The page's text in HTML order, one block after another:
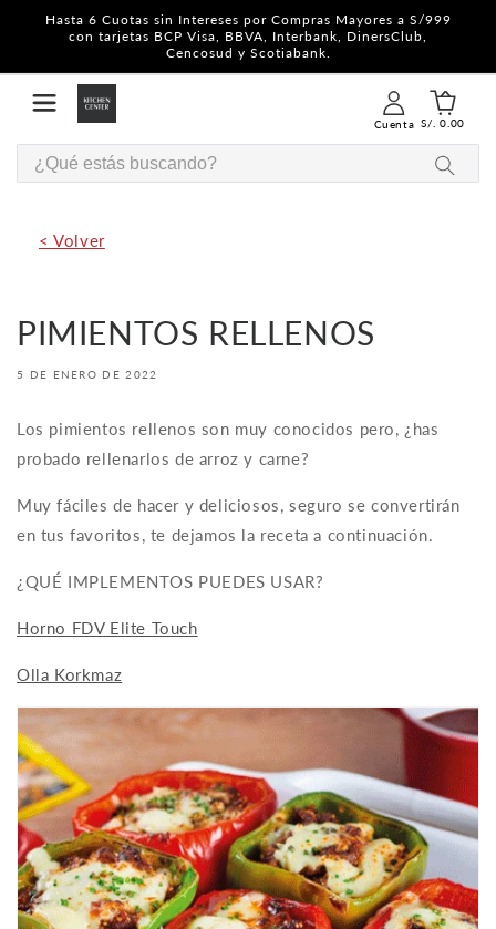
directamente
al contenido
Hasta 6 Cuotas sin Intereses por Compras Mayores a S/999
con tarjetas BCP Visa, BBVA, Interbank, DinersClub,
Cencosud y Scotiabank.
Cuenta
Iniciar
sesión
Carrito
S/. 0.00
artículos
< Volver
PIMIENTOS RELLENOS
5 DE ENERO DE 2022
Los pimientos rellenos son muy conocidos pero, ¿has
probado rellenarlos de arroz y carne?
Muy fáciles de hacer y deliciosos, seguro se convertirán
en tus favoritos, te dejamos la receta a continuación.
¿QUÉ IMPLEMENTOS PUEDES USAR?
Horno FDV Elite Touch
Olla Korkmaz